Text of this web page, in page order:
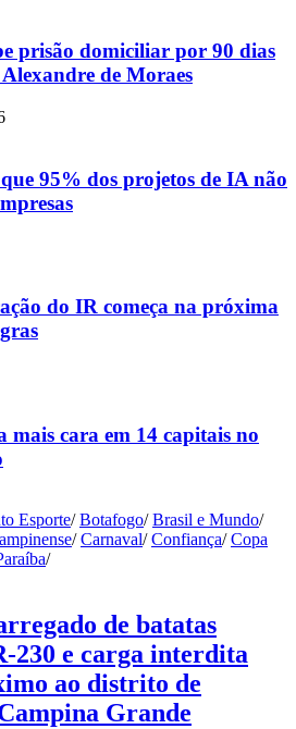
prisão domiciliar por 90 dias
Alexandre de Moraes
95% dos projetos de IA não
do IR começa na próxima
mais cara em 14 capitais no
Esporte/ Botafogo/ Brasil e Mundo/
/ Carnaval/ Confiança/ Copa
/
de batatas
230 e carga interdita
ao distrito de
Grande